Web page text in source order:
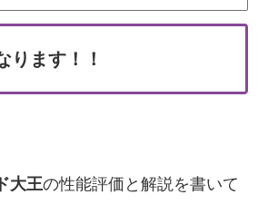
ります！！
大王の性能評価と解説を書いて